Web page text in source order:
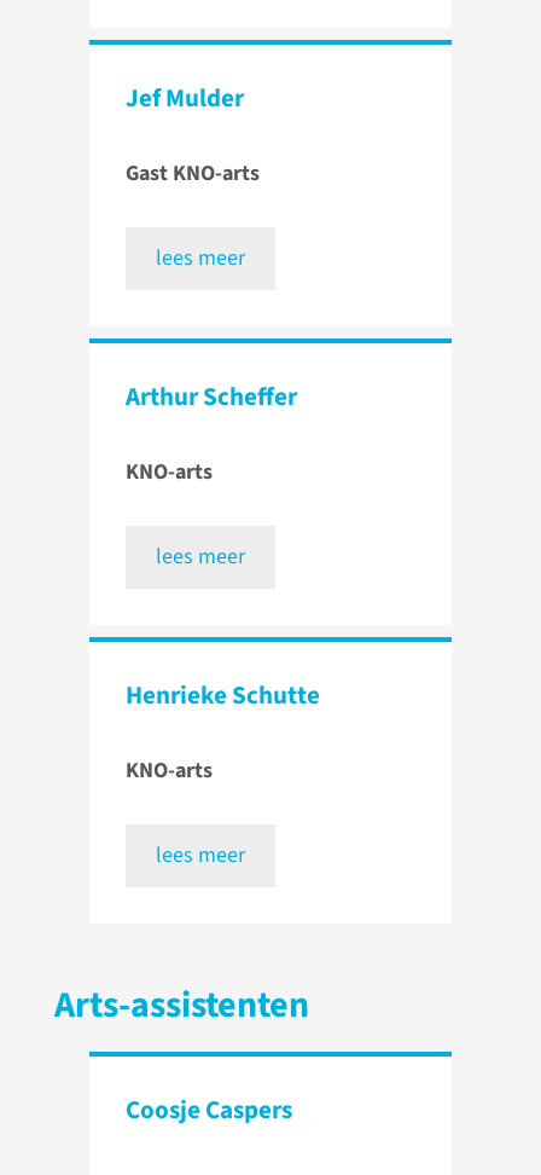
Jef Mulder
Gast KNO-arts
lees meer
Arthur Scheffer
KNO-arts
lees meer
Henrieke Schutte
KNO-arts
lees meer
Arts-assistenten
Coosje Caspers